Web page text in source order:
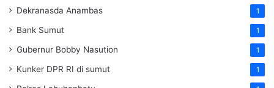
Dekranasda Anambas 1
Bank Sumut 1
Gubernur Bobby Nasution 1
Kunker DPR RI di sumut 1